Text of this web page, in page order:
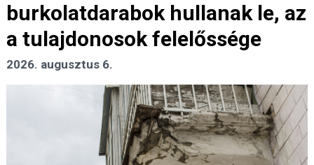
burkolatdarabok hullanak le, az
a tulajdonosok felelőssége
2026. augusztus 6.